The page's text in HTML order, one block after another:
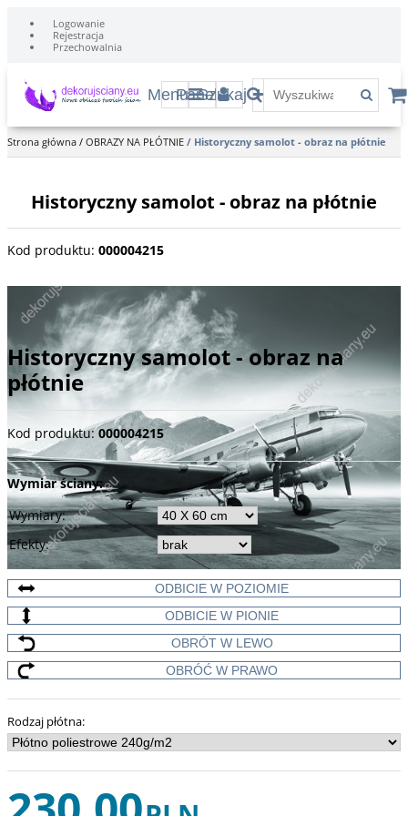
Logowanie
Rejestracja
Przechowalnia
MenuPanelSzukaj
Strona główna / OBRAZY NA PŁÓTNIE / Historyczny samolot - obraz na płótnie
Historyczny samolot - obraz na płótnie
Kod produktu: 000004215
Stary, historyczny samolot na lotnisku.
Historyczny samolot - obraz na
płótnie
Kod produktu: 000004215
Wymiar ściany:
Wymiary:
Efekty:
ODBICIE W POZIOMIE
ODBICIE W PIONIE
OBRÓT W LEWO
OBRÓĆ W PRAWO
Rodzaj płótna: